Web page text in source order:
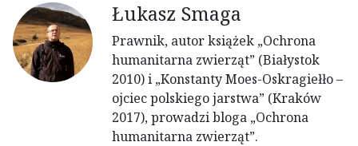
Łukasz Smaga
Prawnik, autor książek „Ochrona
humanitarna zwierząt” (Białystok
2010) i „Konstanty Moes-Oskragiełło –
ojciec polskiego jarstwa” (Kraków
2017), prowadzi bloga „Ochrona
humanitarna zwierząt”.